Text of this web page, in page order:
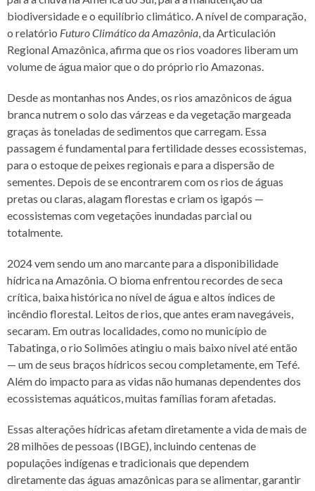
biodiversidade e o equilíbrio climático. A nível de comparação,
o relatório Futuro Climático da Amazônia, da Articulación
Regional Amazônica, afirma que os rios voadores liberam um
volume de água maior que o do próprio rio Amazonas.
Desde as montanhas nos Andes, os rios amazônicos de água
branca nutrem o solo das várzeas e da vegetação margeada
graças às toneladas de sedimentos que carregam. Essa
passagem é fundamental para fertilidade desses ecossistemas,
para o estoque de peixes regionais e para a dispersão de
sementes. Depois de se encontrarem com os rios de águas
pretas ou claras, alagam florestas e criam os igapós —
ecossistemas com vegetações inundadas parcial ou
totalmente.
2024 vem sendo um ano marcante para a disponibilidade
hídrica na Amazônia. O bioma enfrentou recordes de seca
crítica, baixa histórica no nível de água e altos índices de
incêndio florestal. Leitos de rios, que antes eram navegáveis,
secaram. Em outras localidades, como no município de
Tabatinga, o rio Solimões atingiu o mais baixo nível até então
— um de seus braços hídricos secou completamente, em Tefé.
Além do impacto para as vidas não humanas dependentes dos
ecossistemas aquáticos, muitas famílias foram afetadas.
Essas alterações hídricas afetam diretamente a vida de mais de
28 milhões de pessoas (IBGE), incluindo centenas de
populações indígenas e tradicionais que dependem
diretamente das águas amazônicas para se alimentar, garantir